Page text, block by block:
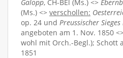
Galopp, CH-BEl (Ms.) <>
(Ms.) <> verschollen:
op. 24 und Preussischer
angeboten am 1. Nov. 1850 <>
wohl mit Orch.-Begl.); Schott
1851